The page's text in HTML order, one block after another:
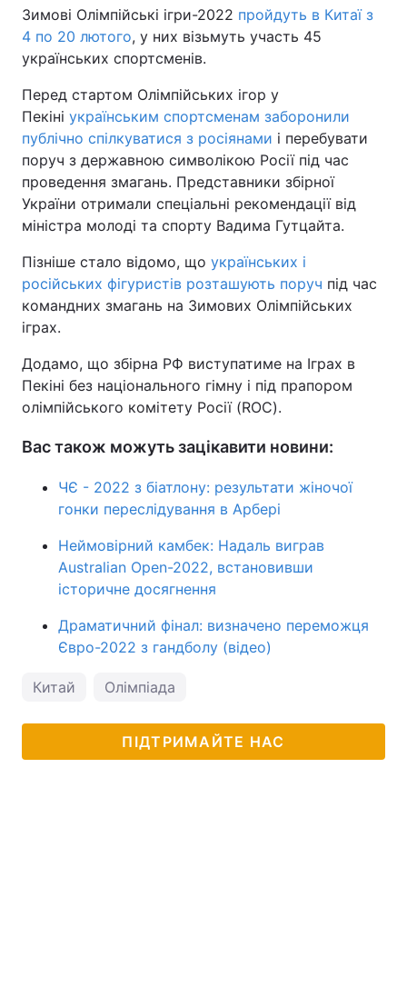
Тема оформлення
Зимові Олімпійські ігри-2022 пройдуть в Китаї з
4 по 20 лютого, у них візьмуть участь 45
українських спортсменів.
Перед стартом Олімпійських ігор у
Пекіні українським спортсменам заборонили
публічно спілкуватися з росіянами і перебувати
поруч з державною символікою Росії під час
проведення змагань. Представники збірної
України отримали спеціальні рекомендації від
міністра молоді та спорту Вадима Гутцайта.
Пізніше стало відомо, що українських і
російських фігуристів розташують поруч під час
командних змагань на Зимових Олімпійських
іграх.
Додамо, що збірна РФ виступатиме на Іграх в
Пекіні без національного гімну і під прапором
олімпійського комітету Росії (ROC).
Вас також можуть зацікавити новини:
ЧЄ - 2022 з біатлону: результати жіночої
гонки переслідування в Арбері
Неймовірний камбек: Надаль виграв
Australian Open-2022, встановивши
історичне досягнення
Драматичний фінал: визначено переможця
Євро-2022 з гандболу (відео)
Китай Олімпіада
ПІДТРИМАЙТЕ НАС